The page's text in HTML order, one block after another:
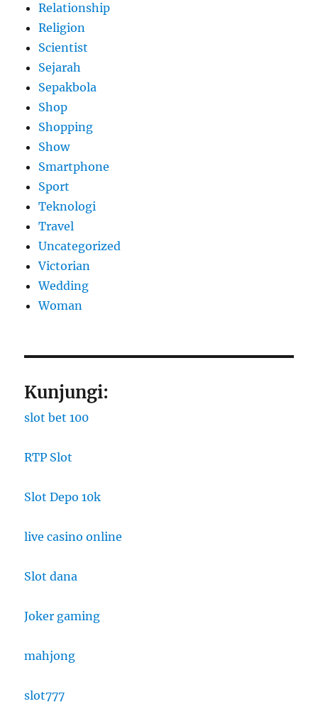
Relationship
Religion
Scientist
Sejarah
Sepakbola
Shop
Shopping
Show
Smartphone
Sport
Teknologi
Travel
Uncategorized
Victorian
Wedding
Woman
Kunjungi:
slot bet 100
RTP Slot
Slot Depo 10k
live casino online
Slot dana
Joker gaming
mahjong
slot777